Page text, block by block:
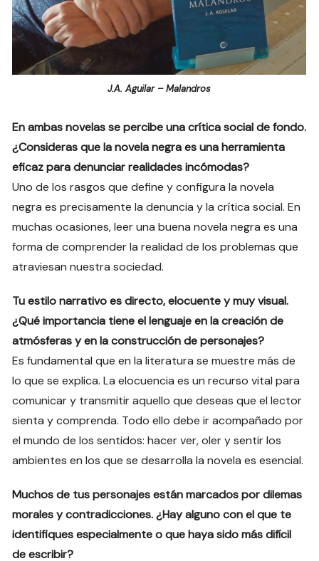
J.A. Aguilar – Malandros
En ambas novelas se percibe una crítica social de fondo.
¿Consideras que la novela negra es una herramienta
eficaz para denunciar realidades incómodas?
Uno de los rasgos que define y configura la novela
negra es precisamente la denuncia y la crítica social. En
muchas ocasiones, leer una buena novela negra es una
forma de comprender la realidad de los problemas que
atraviesan nuestra sociedad.
Tu estilo narrativo es directo, elocuente y muy visual.
¿Qué importancia tiene el lenguaje en la creación de
atmósferas y en la construcción de personajes?
Es fundamental que en la literatura se muestre más de
lo que se explica. La elocuencia es un recurso vital para
comunicar y transmitir aquello que deseas que el lector
sienta y comprenda. Todo ello debe ir acompañado por
el mundo de los sentidos: hacer ver, oler y sentir los
ambientes en los que se desarrolla la novela es esencial.
Muchos de tus personajes están marcados por dilemas
morales y contradicciones. ¿Hay alguno con el que te
identifiques especialmente o que haya sido más difícil
de escribir?